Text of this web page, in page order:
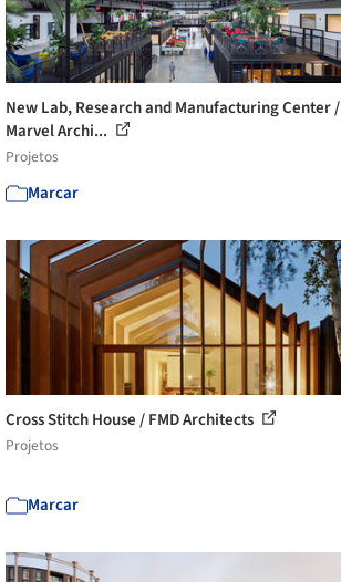
New Lab, Research and Manufacturing Center /
Marvel Archi...
Projetos
Marcar
Cross Stitch House / FMD Architects
Projetos
Marcar